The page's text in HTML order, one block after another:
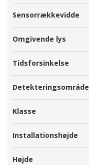
Sensorrækkevidde
Omgivende lys
Tidsforsinkelse
Detekteringsområde
Klasse
Installationshøjde
Højde